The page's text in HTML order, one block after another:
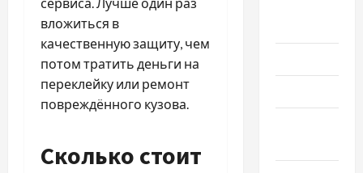
вложиться в
качественную защиту, чем
потом тратить деньги на
переклейку или ремонт
повреждённого кузова.
Сколько стоит